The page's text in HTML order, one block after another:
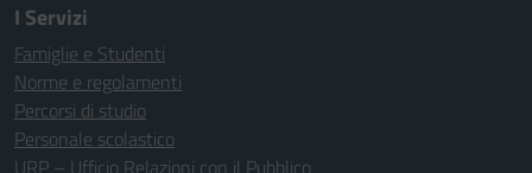
I Servizi
Famiglie e Studenti
Norme e regolamenti
Percorsi di studio
Personale scolastico
URP – Ufficio Relazioni con il Pubblico